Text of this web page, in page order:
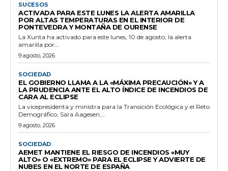
SUCESOS
ACTIVADA PARA ESTE LUNES LA ALERTA AMARILLA
POR ALTAS TEMPERATURAS EN EL INTERIOR DE
PONTEVEDRA Y MONTAÑA DE OURENSE
La Xunta ha activado para este lunes, 10 de agosto, la alerta
amarilla por...
9 agosto, 2026
SOCIEDAD
EL GOBIERNO LLAMA A LA «MÁXIMA PRECAUCIÓN» Y A
LA PRUDENCIA ANTE EL ALTO ÍNDICE DE INCENDIOS DE
CARA AL ECLIPSE
La vicepresidenta y ministra para la Transición Ecológica y el Reto
Demográfico, Sara Aagesen,...
9 agosto, 2026
SOCIEDAD
AEMET MANTIENE EL RIESGO DE INCENDIOS «MUY
ALTO» O «EXTREMO» PARA EL ECLIPSE Y ADVIERTE DE
NUBES EN EL NORTE DE ESPAÑA